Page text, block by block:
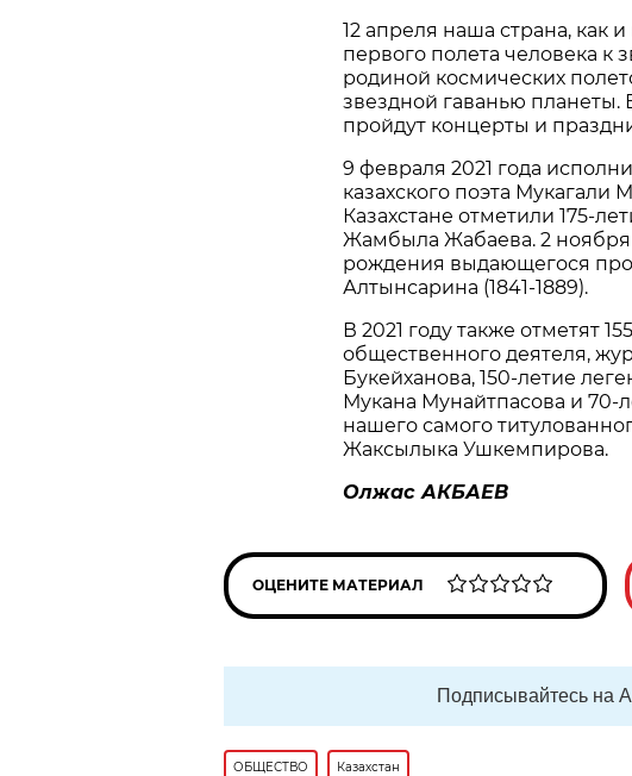
12 апреля наша страна, как
первого полета человека к
родиной космических
звездной гаванью планеты.
пройдут концерты и
9 февраля 2021 года
казахского поэта Мукагали
Казахстане отметили 175-
Жамбыла Жабаева. 2 ноября
рождения выдающегося
Алтынсарина (1841-1889).
В 2021 году также отметят
общественного деятеля,
Букейханова, 150-летие
Мукана Мунайтпасова и 70-
нашего самого
Жаксылыка Ушкемпирова.
Олжас АКБАЕВ
ОЦЕНИТЕ МАТЕРИАЛ
Подписывайтесь на
ОБЩЕСТВО Казахстан